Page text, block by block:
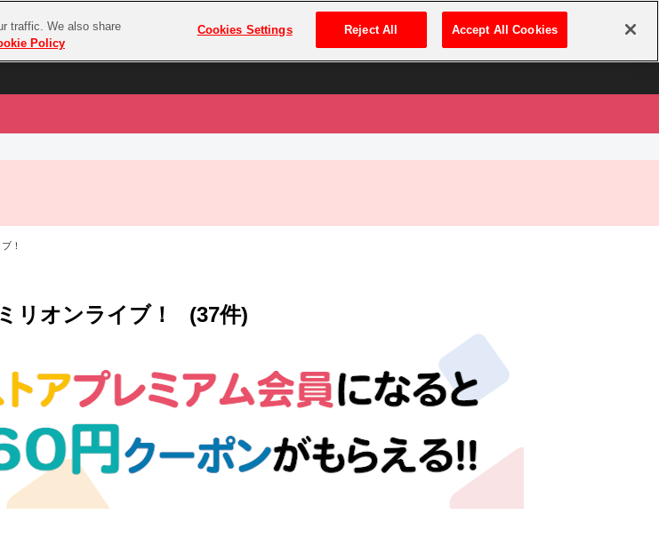
プレミアム会員とは ログイン・新規登録
STAGE
ラブライブ！サンシャイン‼
ラブライブ！虹ヶ咲学園スクールアイドル同好会
モフモフパレード
！
リオンライブ！ (37件)
traffic. We also share
Policy
Cookies Settings Reject All Accept All Cookies